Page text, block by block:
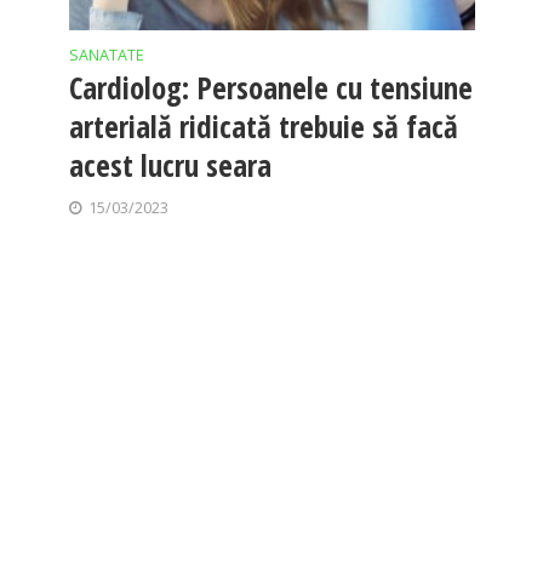
SANATATE
Cardiolog: Persoanele cu tensiune
arterială ridicată trebuie să facă
acest lucru seara
15/03/2023